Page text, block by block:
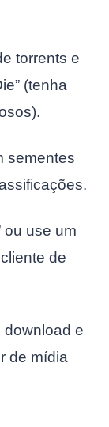
torrents e
(tenha
sementes
ou use um
de
e
de mídia